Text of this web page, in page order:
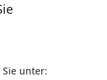
unter: